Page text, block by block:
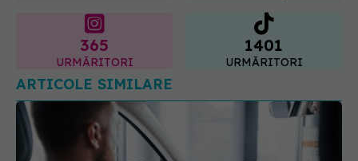
365
URMĂRITORI
1401
URMĂRITORI
ARTICOLE SIMILARE